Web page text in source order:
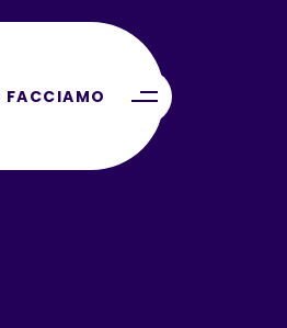
FACCIAMO